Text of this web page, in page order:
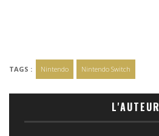
TAGS : Nintendo Nintendo Switch
L'AUTEUR